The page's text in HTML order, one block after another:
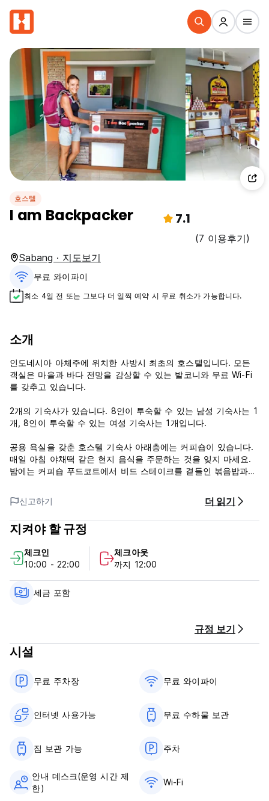
호스텔
I am Backpacker 7.1
(7 이용후기)
Sabang · 지도보기
무료 와이파이
최소 4일 전 또는 그보다 더 일찍 예약 시 무료 취소가 가능합니다.
소개
인도네시아 아체주에 위치한 사방시 최초의 호스텔입니다. 모든
객실은 마을과 바다 전망을 감상할 수 있는 발코니와 무료 Wi-Fi
를 갖추고 있습니다.
2개의 기숙사가 있습니다. 8인이 투숙할 수 있는 남성 기숙사는 1
개, 8인이 투숙할 수 있는 여성 기숙사는 1개입니다.
공용 욕실을 갖춘 호스텔 기숙사 아래층에는 커피숍이 있습니다.
매일 아침 야채떡 같은 현지 음식을 주문하는 것을 잊지 마세요.
밤에는 커피숍 푸드코트에서 비드 스테이크를 곁들인 볶음밥과
반다아체는 숙소에서 38km 떨어져 있습니다. (Auto-translated
from original language)
신고하기 더 읽기
지켜야 할 규정
체크인
10:00 - 22:00
체크아웃
까지 12:00
세금 포함
규정 보기
시설
무료 주차장 무료 와이파이
인터넷 사용가능 무료 수하물 보관
짐 보관 가능 주차
안내 데스크(운영 시간 제
한)
Wi-Fi